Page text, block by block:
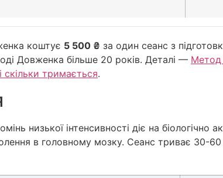
коштує 5 500 ₴ за один сеанс з
Довженка більше 20 років. Деталі — Метод
тримається.
низької інтенсивності діє на біологічно
в головному мозку. Сеанс триває 30-